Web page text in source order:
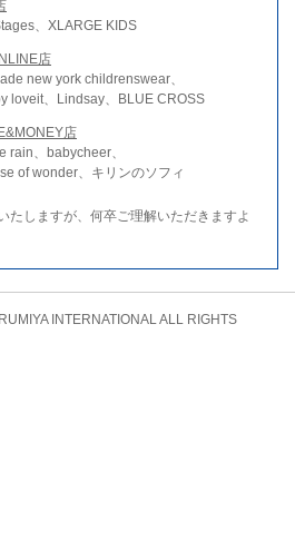
、XLARGE KIDS
店
new york childrenswear、
loveit、Lindsay、BLUE CROSS
店
rain、babycheer、
of wonder、キリンのソフィ
たしますが、何卒ご理解いただきますよ